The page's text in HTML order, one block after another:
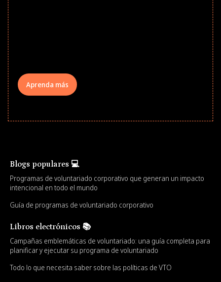
Aprenda más
Blogs populares 💻
Programas de voluntariado corporativo que generan un impacto
intencional en todo el mundo
Guía de programas de voluntariado corporativo
Libros electrónicos 📚
Campañas emblemáticas de voluntariado: una guía completa para
planificar y ejecutar su programa de voluntariado
Todo lo que necesita saber sobre las políticas de VTO